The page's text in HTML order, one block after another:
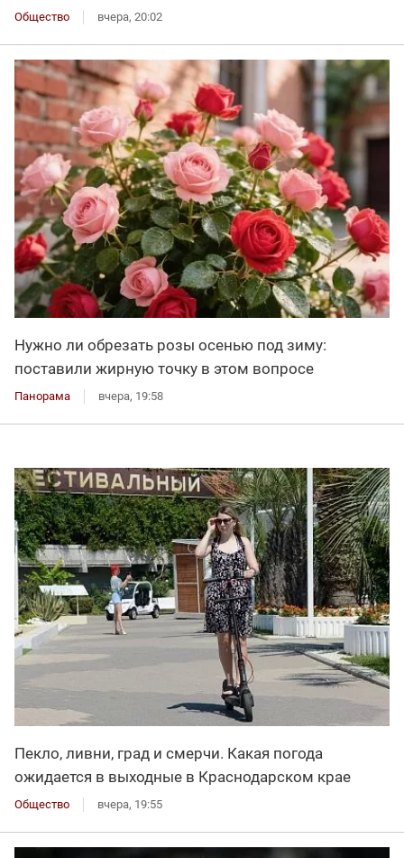
Общество вчера, 20:02
Нужно ли обрезать розы осенью под зиму:
поставили жирную точку в этом вопросе
Панорама вчера, 19:58
Пекло, ливни, град и смерчи. Какая погода
ожидается в выходные в Краснодарском крае
Общество вчера, 19:55